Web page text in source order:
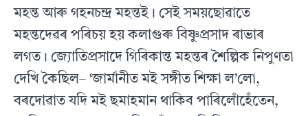
মহন্ত আৰু গহনচন্দ্ৰ মহন্তই। সেই সময়ছোৱাতে
মহন্তদেৱৰ পৰিচয় হয় কলাগুৰু বিষ্ণুপ্ৰসাদ ৰাভাৰ
লগত। জ‍্যোতিপ্ৰসাদে গিৰিকান্ত মহন্তৰ শৈল্পিক নিপুণতা
দেখি কৈছিল– ‘জাৰ্মানীত মই সঙ্গীত শিক্ষা ল’লো,
বৰদোৱাত যদি মই ছমাহমান থাকিব পাৰিলোঁহেঁতেন,